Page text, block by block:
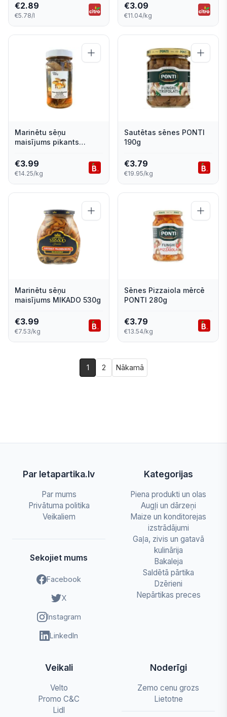
€2.89
€5.78/l
€3.09
€11.04/kg
Marinētu sēņu
maisījums pikants
€3.99
€14.25/kg
Sautētas sēnes PONTI
190g
€3.79
€19.95/kg
Marinētu sēņu
maisījums MIKADO 530g
€3.99
€7.53/kg
Sēnes Pizzaiola mērcē
PONTI 280g
€3.79
€13.54/kg
1 2 Nākamā
Par letapartika.lv
Par mums
Privātuma politika
Veikaliem
Sekojiet mums
Facebook
X
Instagram
LinkedIn
Kategorijas
Piena produkti un olas
Augļi un dārzeņi
Maize un konditorejas
izstrādājumi
Gaļa, zivis un gatavā
kulinārija
Bakaleja
Saldētā pārtika
Dzērieni
Nepārtikas preces
Veikali
Velto
Promo C&C
Lidl
Noderīgi
Zemo cenu grozs
Lietotne